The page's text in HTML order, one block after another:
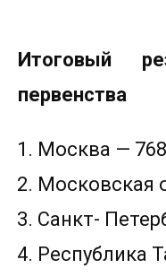
Итоговый
первенства
Москва — 768
Московская
Санкт-
Республика